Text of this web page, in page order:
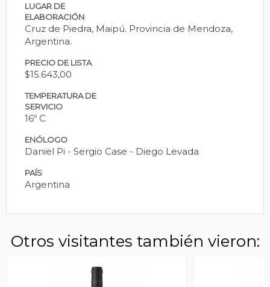
LUGAR DE
ELABORACIÓN
Cruz de Piedra, Maipú. Provincia de Mendoza,
Argentina.
PRECIO DE LISTA
$15.643,00
TEMPERATURA DE
SERVICIO
16º C
ENÓLOGO
Daniel Pi - Sergio Case - Diego Levada
PAÍS
Argentina
Otros visitantes también vieron: